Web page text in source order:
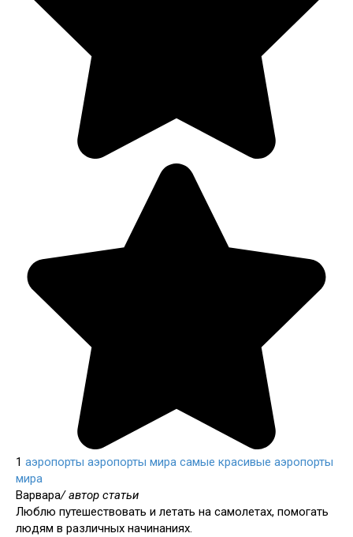
1 аэропорты аэропорты мира самые красивые аэропорты
мира
Варвара/ автор статьи
Люблю путешествовать и летать на самолетах, помогать
людям в различных начинаниях.